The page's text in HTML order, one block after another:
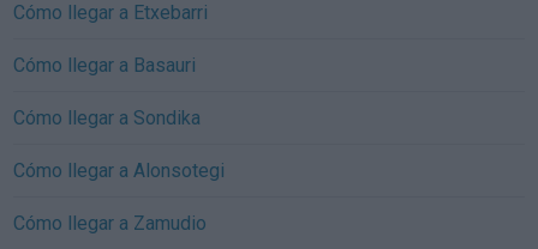
Cómo llegar a Etxebarri
Cómo llegar a Basauri
Cómo llegar a Sondika
Cómo llegar a Alonsotegi
Cómo llegar a Zamudio